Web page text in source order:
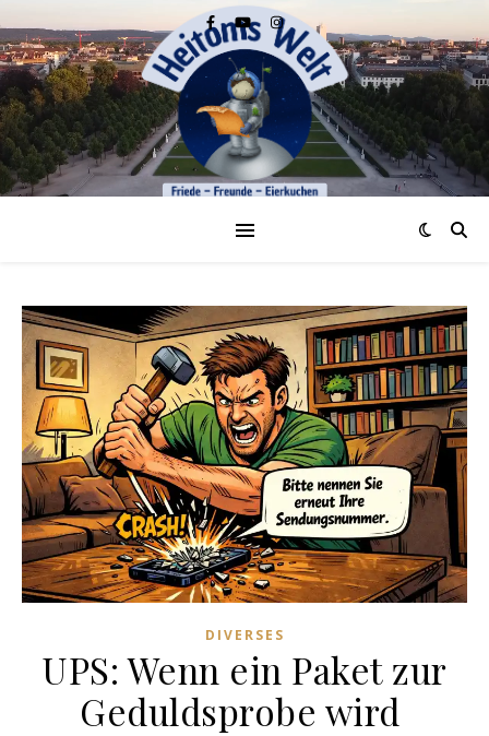
DIVERSES
UPS: Wenn ein Paket zur
Geduldsprobe wird